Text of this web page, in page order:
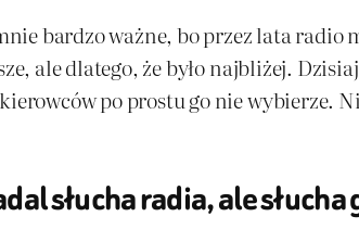
bardzo ważne, bo przez lata radio
ale dlatego, że było najbliżej.
po prostu go nie wybierze.
słucha radia, ale słucha